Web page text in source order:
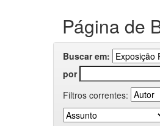
Página de
Buscar em:
por
Filtros correntes: